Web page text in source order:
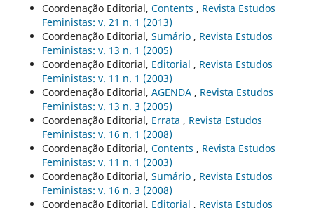
Coordenação Editorial, Contents , Revista Estudos
Feministas: v. 21 n. 1 (2013)
Coordenação Editorial, Sumário , Revista Estudos
Feministas: v. 13 n. 1 (2005)
Coordenação Editorial, Editorial , Revista Estudos
Feministas: v. 11 n. 1 (2003)
Coordenação Editorial, AGENDA , Revista Estudos
Feministas: v. 13 n. 3 (2005)
Coordenação Editorial, Errata , Revista Estudos
Feministas: v. 16 n. 1 (2008)
Coordenação Editorial, Contents , Revista Estudos
Feministas: v. 11 n. 1 (2003)
Coordenação Editorial, Sumário , Revista Estudos
Feministas: v. 16 n. 3 (2008)
Coordenação Editorial, Editorial , Revista Estudos